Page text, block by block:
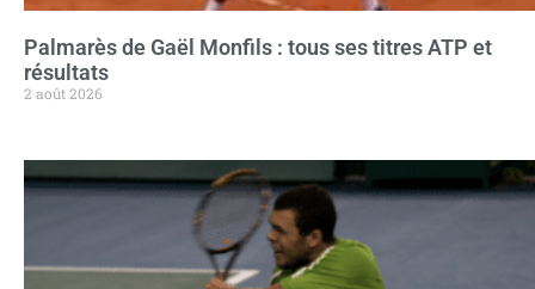
Palmarès de Gaël Monfils : tous ses titres ATP et
résultats
2 août 2026